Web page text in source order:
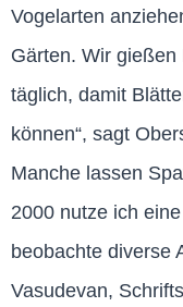
Vogelarten
Gärten. Wir gießen
täglich, damit
können“, sagt
Manche lassen
2000 nutze ich
beobachte diverse
Vasudevan,